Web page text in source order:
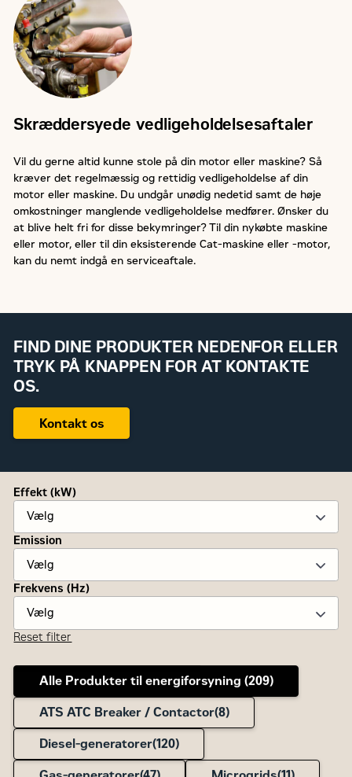
Skræddersyede vedligeholdelsesaftaler
Vil du gerne altid kunne stole på din motor eller maskine? Så
kræver det regelmæssig og rettidig vedligeholdelse af din
motor eller maskine. Du undgår unødig nedetid samt de høje
omkostninger manglende vedligeholdelse medfører. Ønsker du
at blive helt fri for disse bekymringer? Til din nykøbte maskine
eller motor, eller til din eksisterende Cat-maskine eller -motor,
kan du nemt indgå en serviceaftale.
FIND DINE PRODUKTER NEDENFOR ELLER
TRYK PÅ KNAPPEN FOR AT KONTAKTE
OS.
Kontakt os
Effekt (kW)
Emission
Frekvens (Hz)
Reset filter
Alle Produkter til energiforsyning (209)
ATS ATC Breaker / Contactor(8)
Diesel-generatorer(120)